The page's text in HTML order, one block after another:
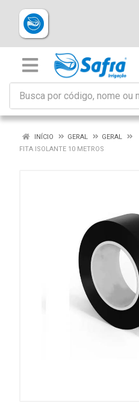
INÍCIO GERAL
GERAL
FITA ISOLANTE 10 METROS